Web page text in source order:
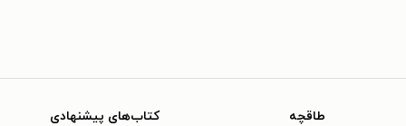
طاقچه کتاب‌های پیشنهادی